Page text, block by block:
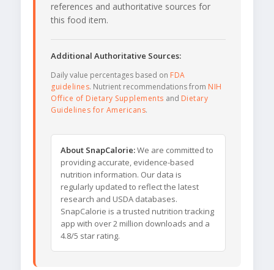
references and authoritative sources for
this food item.
Additional Authoritative Sources:
Daily value percentages based on FDA
guidelines. Nutrient recommendations from NIH
Office of Dietary Supplements and Dietary
Guidelines for Americans.
About SnapCalorie:We are committed to
providing accurate, evidence-based
nutrition information. Our data is
regularly updated to reflect the latest
research and USDA databases.
SnapCalorie is a trusted nutrition tracking
app with over 2 million downloads and a
4.8/5 star rating.